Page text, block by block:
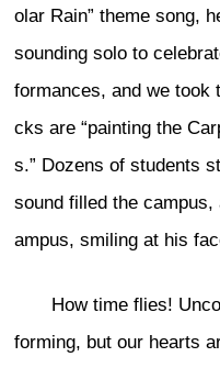
olar Rain” theme song,
sounding solo to
formances, and we took
cks are “painting the
s.” Dozens of students
sound filled the
ampus, smiling at his
How time flies!
forming, but our hearts